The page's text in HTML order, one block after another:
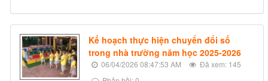
Kế hoạch thực hiện chuyển đổi số
trong nhà trường năm học 2025-2026
06/04/2026 08:47:53 AM
Đã xem: 145